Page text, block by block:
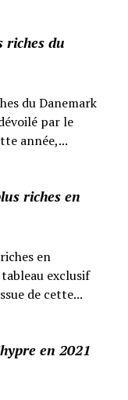
riches du
du Danemark
par le
année,...
riches en
en
exclusif
de cette...
en 2021